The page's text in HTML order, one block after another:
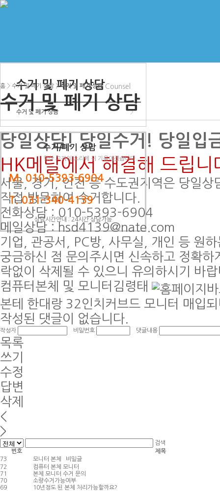
수거 및 폐기 상담Counsel
수거 및 폐기 상담 >
수거/폐기 상담
항상 고객의 소리에 귀 기울이겠습니다.
M. 010-5393-6904
T. 031-340-4139
상담시간안내 : 24시간 상담가능
홈 > 수거 및 폐기 상담 >수거 및 폐기 상담
수거 및 폐기 상담
당일상담! 당일수거! 당일입
HK메탈에서 해결해 드립
서울, 경기, 인천 등 수도권지역은 당일
직접 방문하여 수거합니다.
전화상담 : 010-5393-6904
메일상담: hsd4139@nate.com
기업, 관공서, PC방, 사무실, 개인 등 원
궁금하신 점 문의주시면 신속하고 정확
락없이 삭제될 수 있으니 유의하시기 바
컴퓨터본체 및 모니터 김령태
본테 한대랑 32인치커브드 모니터 매입
작성된 댓글이 없습니다.
작성자 비밀번호 댓글내용
목록
쓰기
수정
답변
삭제
<
>
검색
번호
제목
73
모니터 본체
비밀글
72
컴퓨터 본체 모니터
71
본체 모니터 수거 문의
70
소량수거가능여부
69
10년정도 된 본체 처리가능할까요?